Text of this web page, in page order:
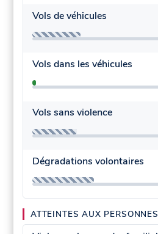
Vols de véhicules
Vols dans les véhicules
Vols sans violence
Dégradations volontaires
ATTEINTES AUX PERSONNES